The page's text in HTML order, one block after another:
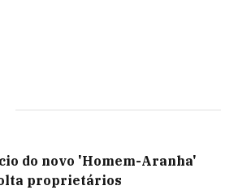
do novo 'Homem-Aranha'
proprietários